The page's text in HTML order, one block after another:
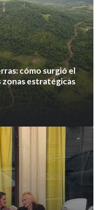
cómo surgió el
zonas estratégicas